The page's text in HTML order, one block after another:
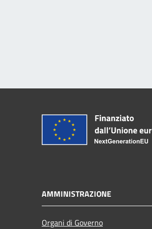
AMMINISTRAZIONE
Organi di Governo